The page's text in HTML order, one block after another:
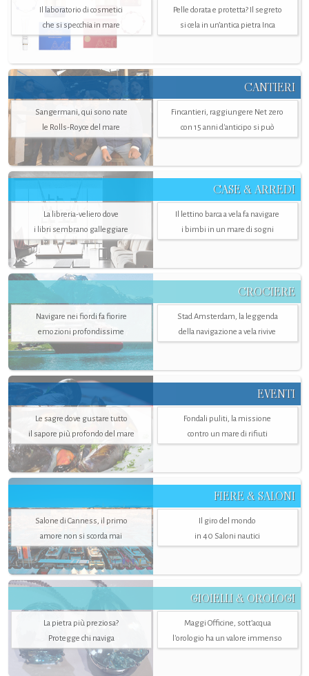
Il laboratorio di cosmetici
che si specchia in mare
Pelle dorata e protetta? Il segreto
si cela in un’antica pietra Inca
CANTIERI
Sangermani, qui sono nate
le Rolls-Royce del mare
Fincantieri, raggiungere Net zero
con 15 anni d'anticipo si può
CASE & ARREDI
La libreria-veliero dove
i libri sembrano galleggiare
Il lettino barca a vela fa navigare
i bimbi in un mare di sogni
CROCIERE
Navigare nei fiordi fa fiorire
emozioni profondissime
Stad Amsterdam, la leggenda
della navigazione a vela rivive
EVENTI
Le sagre dove gustare tutto
il sapore più profondo del mare
Fondali puliti, la missione
contro un mare di rifiuti
FIERE & SALONI
Salone di Canness, il primo
amore non si scorda mai
Il giro del mondo
in 40 Saloni nautici
GIOIELLI & OROLOGI
La pietra più preziosa?
Protegge chi naviga
Maggi Officine, sott’acqua
l'orologio ha un valore immenso